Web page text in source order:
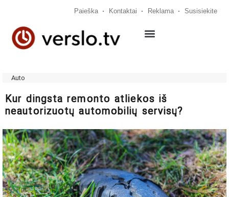
Paieška Kontaktai Reklama Susisiekite
Auto
Kur dingsta remonto atliekos iš
neautorizuotų automobilių servisų?